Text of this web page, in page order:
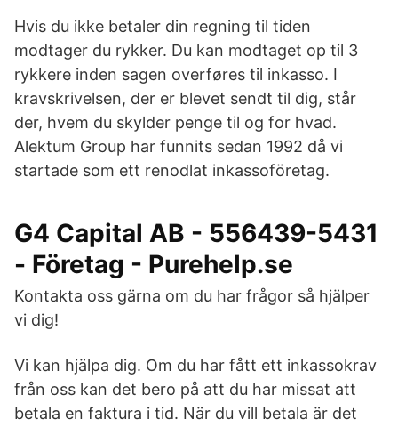
Hvis du ikke betaler din regning til tiden
modtager du rykker. Du kan modtaget op til 3
rykkere inden sagen overføres til inkasso. I
kravskrivelsen, der er blevet sendt til dig, står
der, hvem du skylder penge til og for hvad.
Alektum Group har funnits sedan 1992 då vi
startade som ett renodlat inkassoföretag.
G4 Capital AB - 556439-5431
- Företag - Purehelp.se
Kontakta oss gärna om du har frågor så hjälper
vi dig!
Vi kan hjälpa dig. Om du har fått ett inkassokrav
från oss kan det bero på att du har missat att
betala en faktura i tid. När du vill betala är det